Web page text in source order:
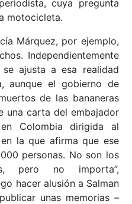
cuya pregunta
motocicleta.
Márquez, por ejemplo,
Independientemente
ajusta a esa realidad
aunque el gobierno de
de las bananeras
una carta del embajador
Colombia dirigida al
la que afirma que ese
personas. No son los
pero no importa”,
hacer alusión a Salman
unas memorias –